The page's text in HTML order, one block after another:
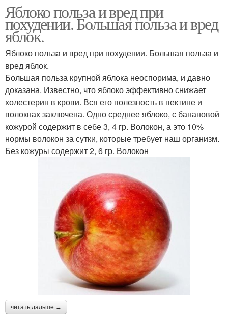
Яблоко польза и вред при
похудении. Большая польза и вред
яблок.
Яблоко польза и вред при похудении. Большая польза и
вред яблок.
Большая польза крупной яблока неоспорима, и давно
доказана. Известно, что яблоко эффективно снижает
холестерин в крови. Вся его полезность в пектине и
волокнах заключена. Одно среднее яблоко, с банановой
кожурой содержит в себе 3, 4 гр. Волокон, а это 10%
нормы волокон за сутки, которые требует наш организм.
Без кожуры содержит 2, 6 гр. Волокон
читать дальше →